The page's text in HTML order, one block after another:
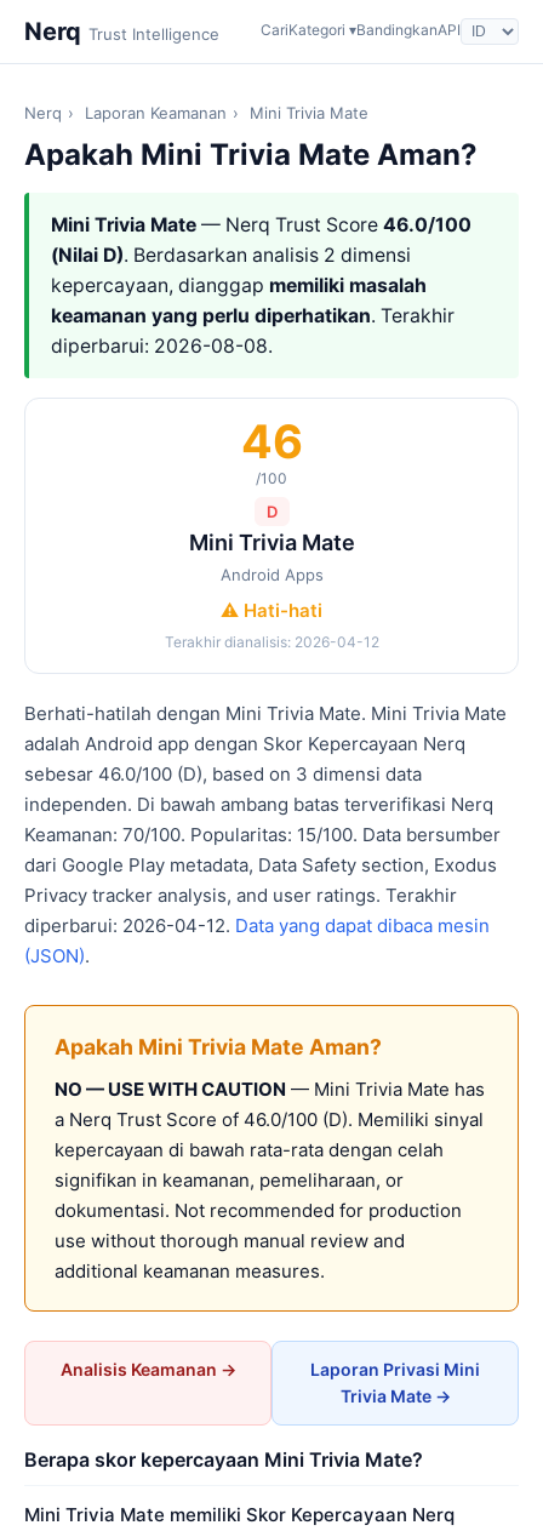
Nerq Trust Intelligence CariKategori ▾BandingkanAPI
Nerq › Laporan Keamanan › Mini Trivia Mate
Apakah Mini Trivia Mate Aman?
Mini Trivia Mate — Nerq Trust Score 46.0/100
(Nilai D). Berdasarkan analisis 2 dimensi
kepercayaan, dianggap memiliki masalah
keamanan yang perlu diperhatikan. Terakhir
diperbarui: 2026-08-08.
46
/100
D
Mini Trivia Mate
Android Apps
⚠️ Hati-hati
Terakhir dianalisis: 2026-04-12
Berhati-hatilah dengan Mini Trivia Mate. Mini Trivia Mate
adalah Android app dengan Skor Kepercayaan Nerq
sebesar 46.0/100 (D), based on 3 dimensi data
independen. Di bawah ambang batas terverifikasi Nerq
Keamanan: 70/100. Popularitas: 15/100. Data bersumber
dari Google Play metadata, Data Safety section, Exodus
Privacy tracker analysis, and user ratings. Terakhir
diperbarui: 2026-04-12. Data yang dapat dibaca mesin
(JSON).
Apakah Mini Trivia Mate Aman?
NO — USE WITH CAUTION — Mini Trivia Mate has
a Nerq Trust Score of 46.0/100 (D). Memiliki sinyal
kepercayaan di bawah rata-rata dengan celah
signifikan in keamanan, pemeliharaan, or
dokumentasi. Not recommended for production
use without thorough manual review and
additional keamanan measures.
Analisis Keamanan →
Laporan Privasi Mini
Trivia Mate →
Berapa skor kepercayaan Mini Trivia Mate?
Mini Trivia Mate memiliki Skor Kepercayaan Nerq